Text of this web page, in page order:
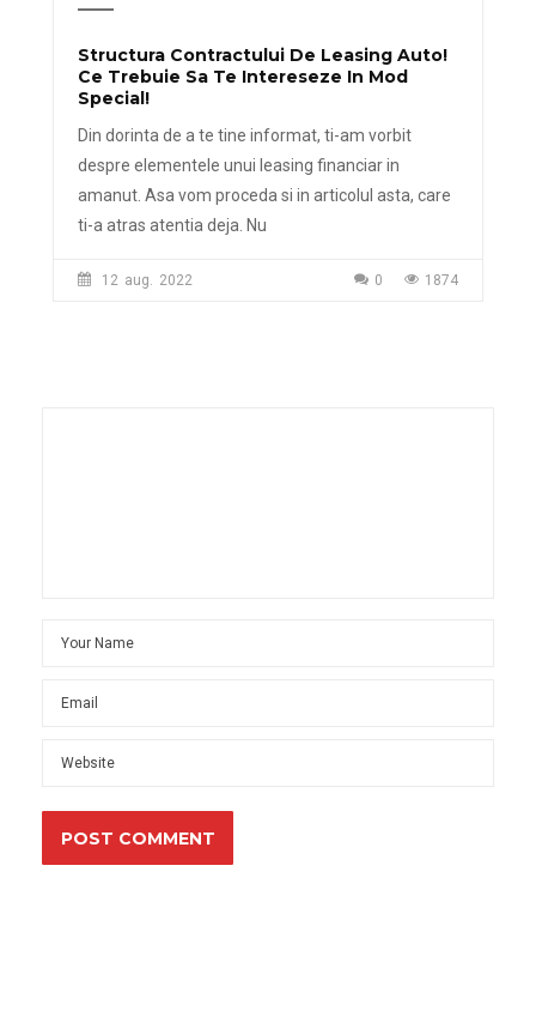
Structura Contractului De Leasing Auto!
Ce Trebuie Sa Te Intereseze In Mod
Special!
Din dorinta de a te tine informat, ti-am vorbit
despre elementele unui leasing financiar in
amanut. Asa vom proceda si in articolul asta, care
ti-a atras atentia deja. Nu
12 aug. 2022 1874
0